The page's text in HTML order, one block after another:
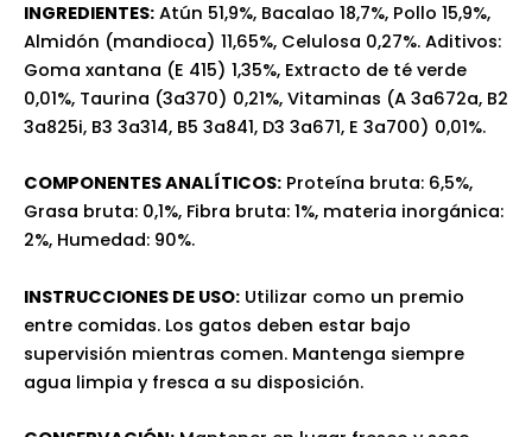
INGREDIENTES: Atún 51,9%, Bacalao 18,7%, Pollo 15,9%,
Almidón (mandioca) 11,65%, Celulosa 0,27%. Aditivos:
Goma xantana (E 415) 1,35%, Extracto de té verde
0,01%, Taurina (3a370) 0,21%, Vitaminas (A 3a672a, B2
3a825i, B3 3a314, B5 3a841, D3 3a671, E 3a700) 0,01%.
COMPONENTES ANALÍTICOS: Proteína bruta: 6,5%,
Grasa bruta: 0,1%, Fibra bruta: 1%, materia inorgánica:
2%, Humedad: 90%.
INSTRUCCIONES DE USO: Utilizar como un premio
entre comidas. Los gatos deben estar bajo
supervisión mientras comen. Mantenga siempre
agua limpia y fresca a su disposición.